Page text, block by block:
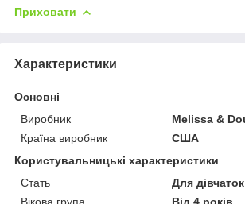
Приховати
Характеристики
Основні
Виробник
Melіssa &
Країна виробник
США
Користувальницькі характеристики
Стать
Для дівчаток
Вікова група
Від 4 років